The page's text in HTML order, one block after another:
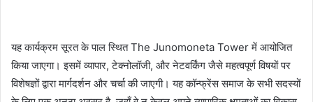
यह कार्यक्रम सूरत के पाल स्थित The Junomoneta Tower में आयोजित
किया जाएगा। इसमें व्यापार, टेक्नोलॉजी, और नेटवर्किंग जैसे महत्वपूर्ण विषयों पर
विशेषज्ञों द्वारा मार्गदर्शन और चर्चा की जाएगी। यह कॉन्फ्रेंस समाज के सभी सदस्यों